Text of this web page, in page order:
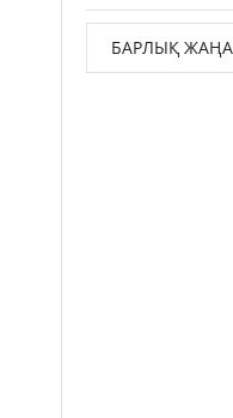
БАРЛЫҚ